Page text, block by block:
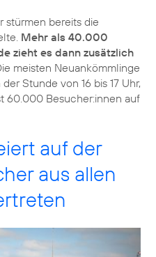
stürmen bereits die
Mehr als 40.000
zieht es dann zusätzlich
meisten Neuankömmlinge
Stunde von 16 bis 17 Uhr,
60.000 Besucher:innen auf
auf der
aus allen